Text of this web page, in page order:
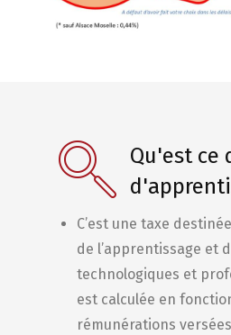
Qu'est ce
C’est une taxe
de l’apprentissage et
technologiques et
est calculée en
rémunérations